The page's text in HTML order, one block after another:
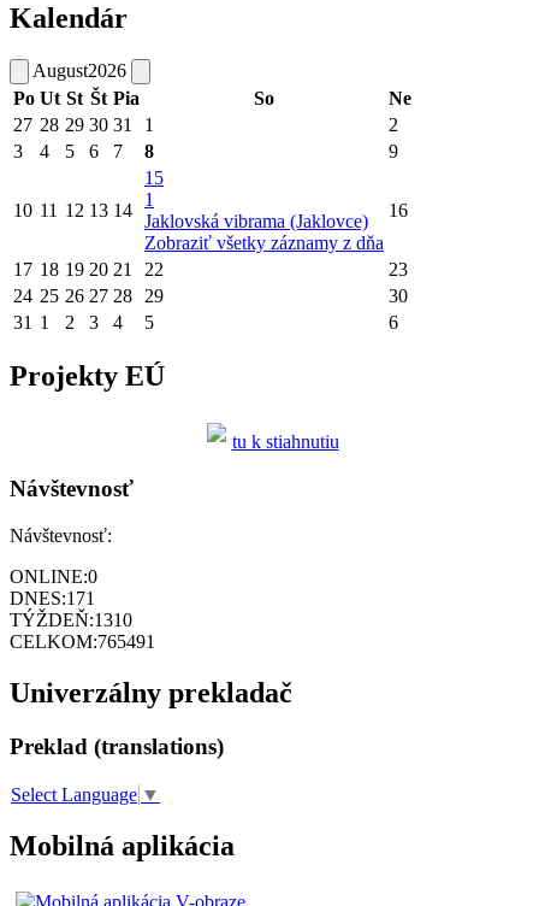
Kalendár
August2026
Po Ut St Št Pia So
Ne
27 28 29 30 31 1
2
3
4 5 6 7 8 9
10 11 12 13 14
15
1
Jaklovská vibrama (Jaklovce)
Zobraziť všetky záznamy z dňa
16
17 18 19 20 21 22
23
24 25 26 27 28 29
30
31 1 2 3 4 5 6
Projekty EÚ
tu k stiahnutiu
Návštevnosť
Návštevnosť:
ONLINE:0
DNES:171
TÝŽDEŇ:1310
CELKOM:765491
Univerzálny prekladač
Preklad (translations)
Select Language ▼
Mobilná aplikácia